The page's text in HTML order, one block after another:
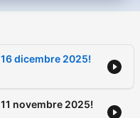
dicembre 2025!
novembre 2025!